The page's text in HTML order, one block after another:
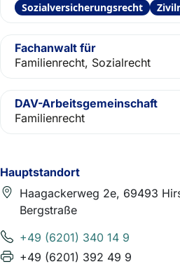
Hauptstandort
Haagackerweg 2e, 69493
Bergstraße
+49 (6201) 340 14 9
+49 (6201) 392 49 9
Sozialversicherungsrecht
Fachanwalt für
Familienrecht, Sozialrecht
DAV-Arbeitsgemeinschaft
Familienrecht